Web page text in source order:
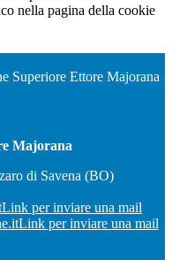
nella pagina della cookie
Superiore Ettore Majorana
Majorana
di Savena (BO)
Link per inviare una mail
Link per inviare una mail